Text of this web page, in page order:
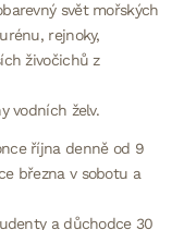
svět mořských
rejnoky,
živočichů z
vodních želv.
října denně od 9
března v sobotu a
a důchodce 30